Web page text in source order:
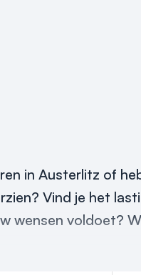
in Austerlitz of
Vind je het
wensen voldoet?